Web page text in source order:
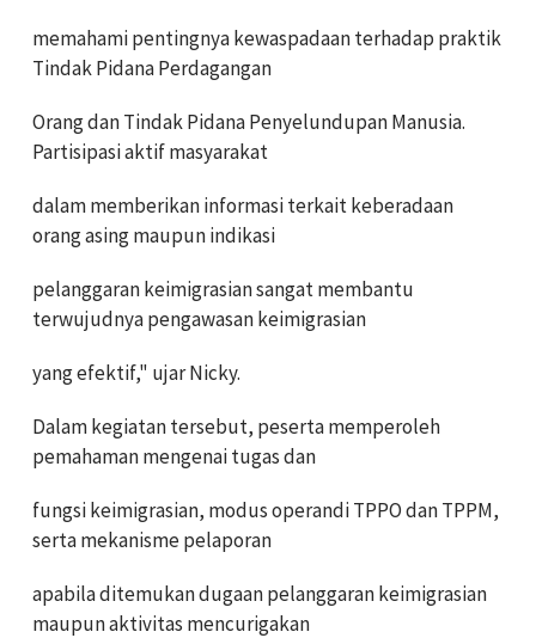
memahami pentingnya kewaspadaan terhadap praktik
Tindak Pidana Perdagangan
Orang dan Tindak Pidana Penyelundupan Manusia.
Partisipasi aktif masyarakat
dalam memberikan informasi terkait keberadaan
orang asing maupun indikasi
pelanggaran keimigrasian sangat membantu
terwujudnya pengawasan keimigrasian
yang efektif," ujar Nicky.
Dalam kegiatan tersebut, peserta memperoleh
pemahaman mengenai tugas dan
fungsi keimigrasian, modus operandi TPPO dan TPPM,
serta mekanisme pelaporan
apabila ditemukan dugaan pelanggaran keimigrasian
maupun aktivitas mencurigakan